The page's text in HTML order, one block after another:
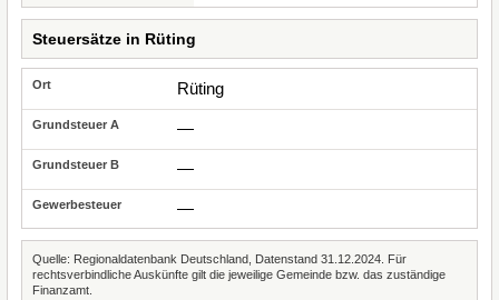
Steuersätze in Rüting
Rüting
—
—
—
Quelle: Regionaldatenbank Deutschland, Datenstand 31.12.2024. Für
rechtsverbindliche Auskünfte gilt die jeweilige Gemeinde bzw. das zuständige
Finanzamt.